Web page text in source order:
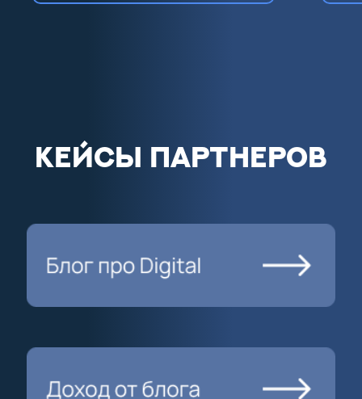
КЕЙСЫ ПАРТНЕРОВ